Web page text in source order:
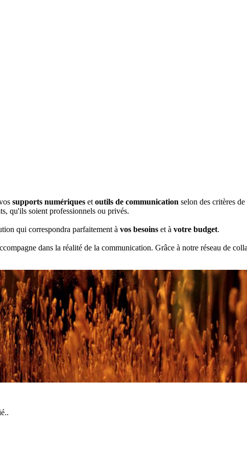
supports numériques et outils de communication selon des critères de
qu'ils soient professionnels ou privés.
qui correspondra parfaitement à vos besoins et à votre budget.
dans la réalité de la communication. Grâce à notre réseau de